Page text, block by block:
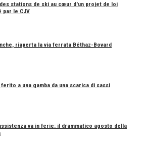
stations de ski au cœur d'un projet de loi
par le CJV
riaperta la via ferrata Béthaz-Bovard
a una gamba da una scarica di sassi
va in ferie: il drammatico agosto della